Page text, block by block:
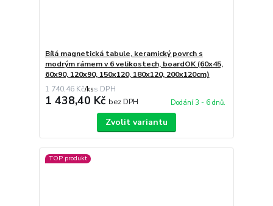
Bílá magnetická tabule, keramický povrch s
modrým rámem v 6 velikostech, boardOK (60x45,
60x90, 120x90, 150x120, 180x120, 200x120cm)
1 740,46 Kč/ks
1 438,40 Kč bez DPH Dodání 3 - 6 dnů.
Zvolit variantu
TOP produkt